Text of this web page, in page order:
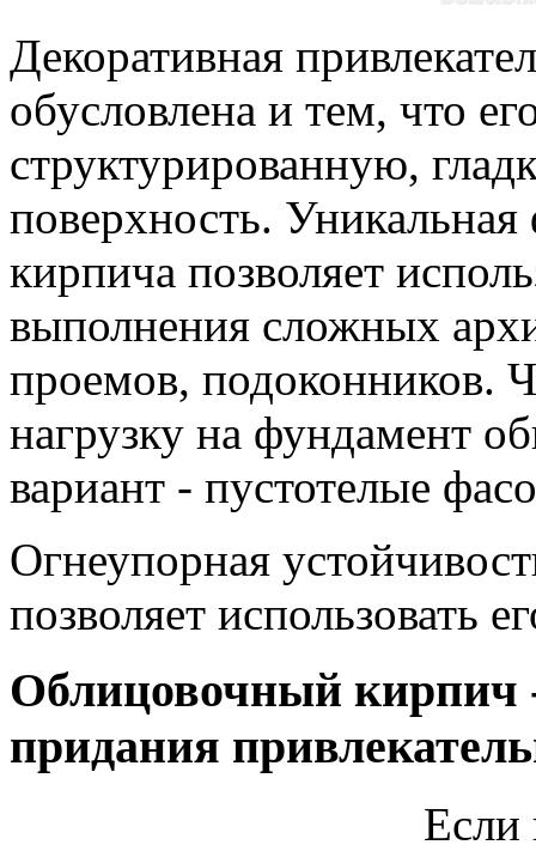
Декоративная
обусловлена и тем, что
структурированную,
поверхность.
кирпича позволяет
выполнения сложных
проемов, подоконников.
нагрузку на фундамент
вариант - пустотелые
Огнеупорная
позволяет использовать
Облицовочный кирпич
придания
Если